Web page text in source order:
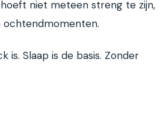
niet meteen streng te zijn,
ochtendmomenten.
is. Slaap is de basis. Zonder